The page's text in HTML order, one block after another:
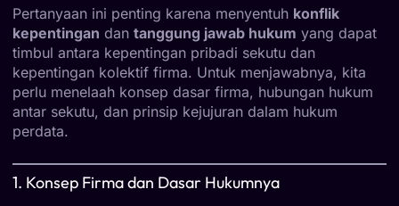
Pertanyaan ini penting karena menyentuh konflik
kepentingan dan tanggung jawab hukum yang dapat
timbul antara kepentingan pribadi sekutu dan
kepentingan kolektif firma. Untuk menjawabnya, kita
perlu menelaah konsep dasar firma, hubungan hukum
antar sekutu, dan prinsip kejujuran dalam hukum
perdata.
1. Konsep Firma dan Dasar Hukumnya